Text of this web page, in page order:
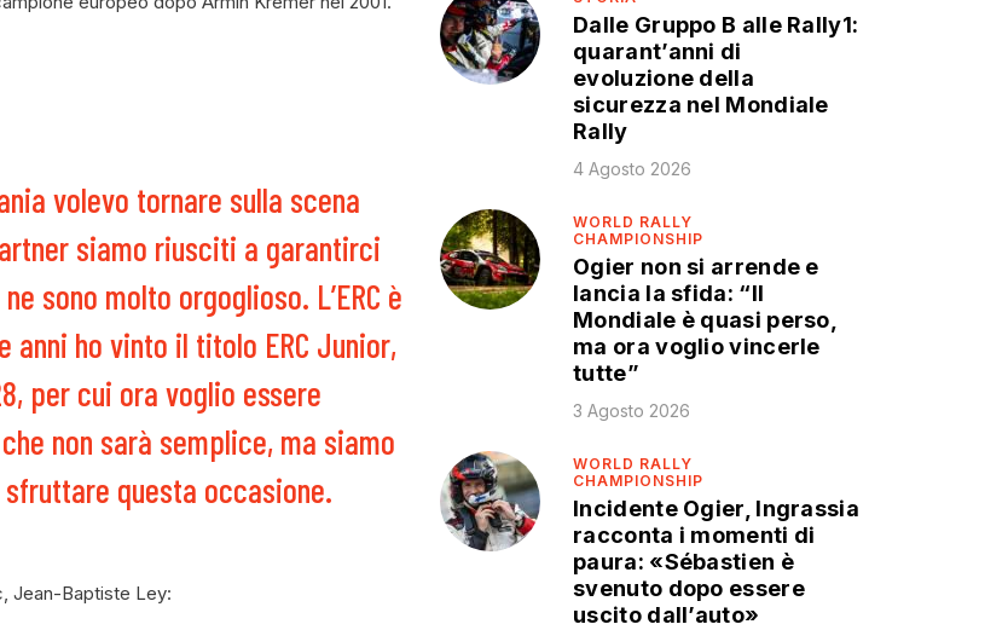
volevo tornare sulla scena
siamo riusciti a garantirci
sono molto orgoglioso. L’ERC è
ho vinto il titolo ERC Junior,
per cui ora voglio essere
non sarà semplice, ma siamo
questa occasione.
Jean-Baptiste Ley:
Dalle Gruppo B alle Rally1:
quarant’anni di
evoluzione della
sicurezza nel Mondiale
Rally
4 Agosto 2026
WORLD RALLY
CHAMPIONSHIP
Ogier non si arrende e
lancia la sfida: “Il
Mondiale è quasi perso,
ma ora voglio vincerle
tutte”
3 Agosto 2026
WORLD RALLY
CHAMPIONSHIP
Incidente Ogier, Ingrassia
racconta i momenti di
paura: «Sébastien è
svenuto dopo essere
uscito dall’auto»